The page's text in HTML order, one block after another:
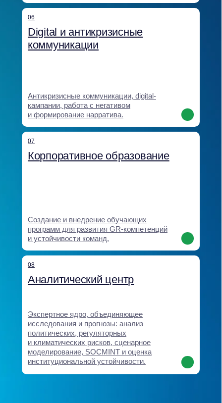
укрепляют доверие
и обеспечивают
долгосрочное
преимущество для бизнеса
Наши кейсы показывают, как экспертность и системность
Baikal Lobridge превращают данные и стратегические идеи
в конкретные результаты: новые рынки, снятие барьеров,
сохранение бизнесов, принятые законы и надёжные
партнерства.